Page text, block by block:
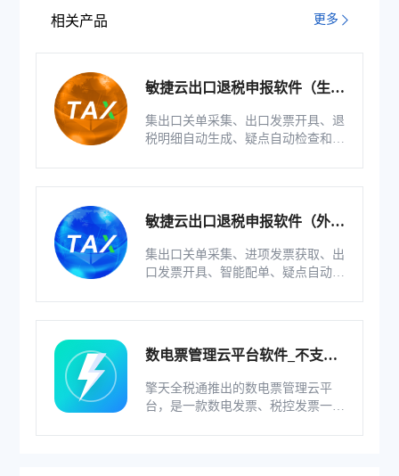
相关产品 更多
敏捷云出口退税申报软件（生产
集出口关单采集、出口发票开具、退
税明细自动生成、疑点自动检查和调
敏捷云出口退税申报软件（外贸
集出口关单采集、进项发票获取、出
口发票开具、智能配单、疑点自动检
数电票管理云平台软件_不支持
擎天全税通推出的数电票管理云平
台，是一款数电发票、税控发票一体